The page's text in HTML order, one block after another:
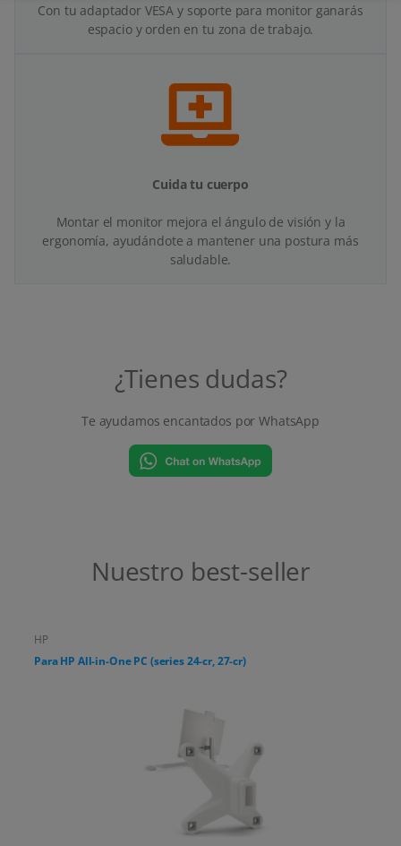
Con tu adaptador VESA y soporte para monitor ganarás
espacio y orden en tu zona de trabajo.
Cuida tu cuerpo
Montar el monitor mejora el ángulo de visión y la
ergonomía, ayudándote a mantener una postura más
saludable.
¿Tienes dudas?
Te ayudamos encantados por WhatsApp
Nuestro best-seller
HP
Para HP All-in-One PC (series 24-cr, 27-cr)